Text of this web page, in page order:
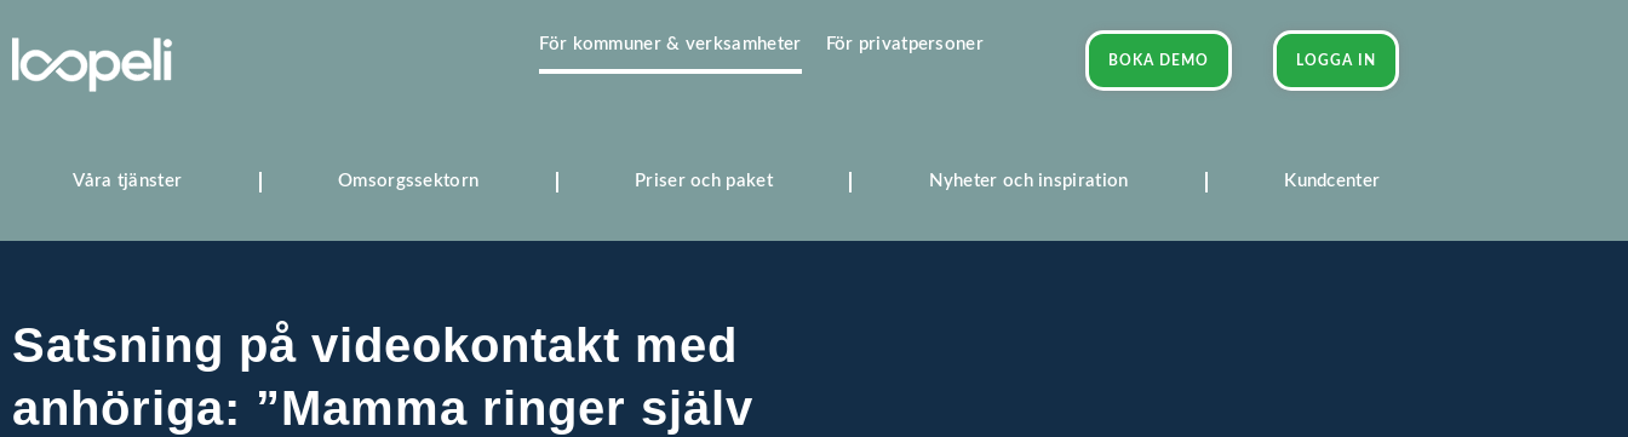
För kommuner & verksamheter För privatpersoner
BOKA DEMO LOGGA IN
Våra tjänster Omsorgssektorn Priser och paket Nyheter och inspiration Kundcenter
Satsning på videokontakt med
anhöriga: ”Mamma ringer själv